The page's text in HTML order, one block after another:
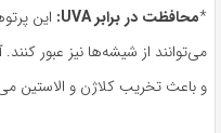
*محافظت در برابرUVA: این
می‌توانند از شیشه‌ها نیز عبور
و باعث تخریب کلاژن و الاستین